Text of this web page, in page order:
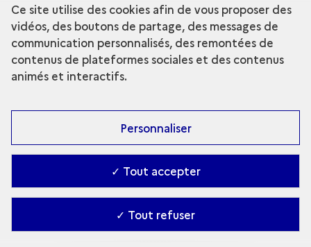
Ce site utilise des cookies afin de vous proposer des
vidéos, des boutons de partage, des messages de
communication personnalisés, des remontées de
contenus de plateformes sociales et des contenus
animés et interactifs.
Personnaliser
✓ Tout accepter
✓ Tout refuser